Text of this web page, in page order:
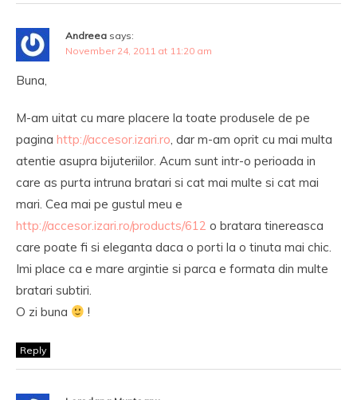
Andreea says:
November 24, 2011 at 11:20 am
Buna,
M-am uitat cu mare placere la toate produsele de pe
pagina http://accesor.izari.ro, dar m-am oprit cu mai multa
atentie asupra bijuteriilor. Acum sunt intr-o perioada in
care as purta intruna bratari si cat mai multe si cat mai
mari. Cea mai pe gustul meu e
http://accesor.izari.ro/products/612 o bratara tinereasca
care poate fi si eleganta daca o porti la o tinuta mai chic.
Imi place ca e mare argintie si parca e formata din multe
bratari subtiri.
O zi buna
!
Reply